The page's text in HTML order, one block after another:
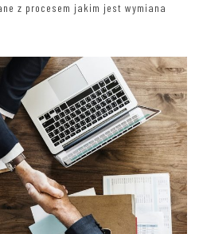
z procesem jakim jest wymiana